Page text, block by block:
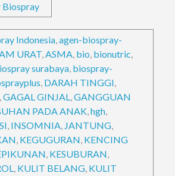
Indonesia,agen-biospray-
URAT,ASMA, bio, bionutric,
surabaya, biospray-
, DARAH TINGGI,
,GAGAL GINJAL,GANGGUAN
PADA ANAK,hgh,
, INSOMNIA, JANTUNG,
, KEGUGURAN, KENCING
, KESUBURAN,
, KULIT BELANG, KULIT